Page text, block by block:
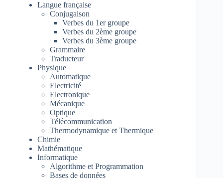
Langue française
Conjugaison
Verbes du 1er groupe
Verbes du 2ème groupe
Verbes du 3ème groupe
Grammaire
Traducteur
Physique
Automatique
Electricité
Electronique
Mécanique
Optique
Télécommunication
Thermodynamique et Thermique
Chimie
Mathématique
Informatique
Algorithme et Programmation
Bases de données